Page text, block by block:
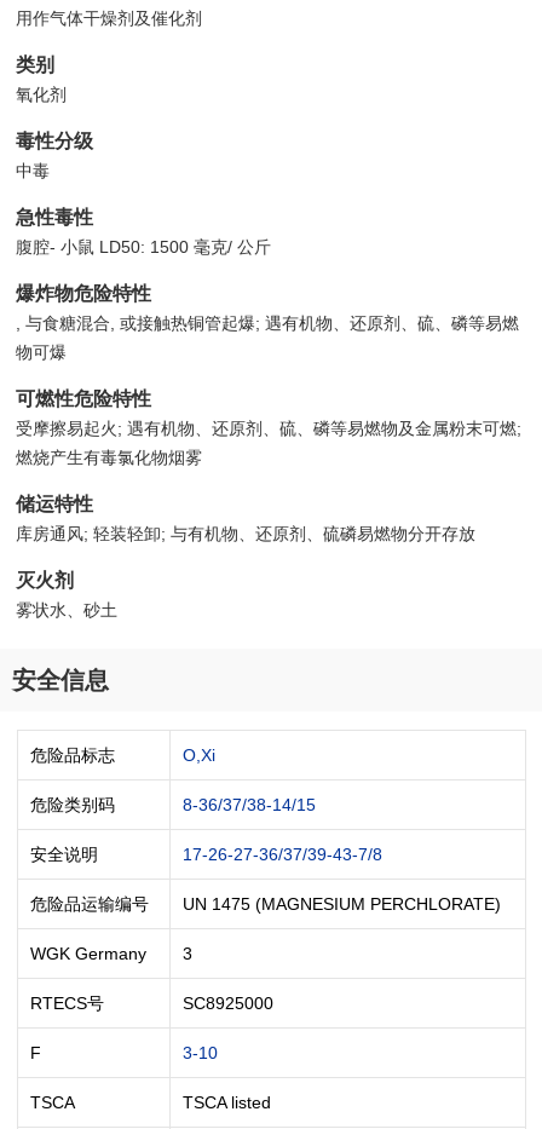
用作气体干燥剂及催化剂
类别
氧化剂
毒性分级
中毒
急性毒性
腹腔- 小鼠 LD50: 1500 毫克/ 公斤
爆炸物危险特性
, 与食糖混合, 或接触热铜管起爆; 遇有机物、还原剂、硫、磷等易燃
物可爆
可燃性危险特性
受摩擦易起火; 遇有机物、还原剂、硫、磷等易燃物及金属粉末可燃;
燃烧产生有毒氯化物烟雾
储运特性
库房通风; 轻装轻卸; 与有机物、还原剂、硫磷易燃物分开存放
灭火剂
雾状水、砂土
安全信息
危险品标志 O,Xi
危险类别码 8-36/37/38-14/15
安全说明 17-26-27-36/37/39-43-7/8
危险品运输编号 UN 1475 (MAGNESIUM PERCHLORATE)
WGK Germany 3
RTECS号 SC8925000
F 3-10
TSCA TSCA listed